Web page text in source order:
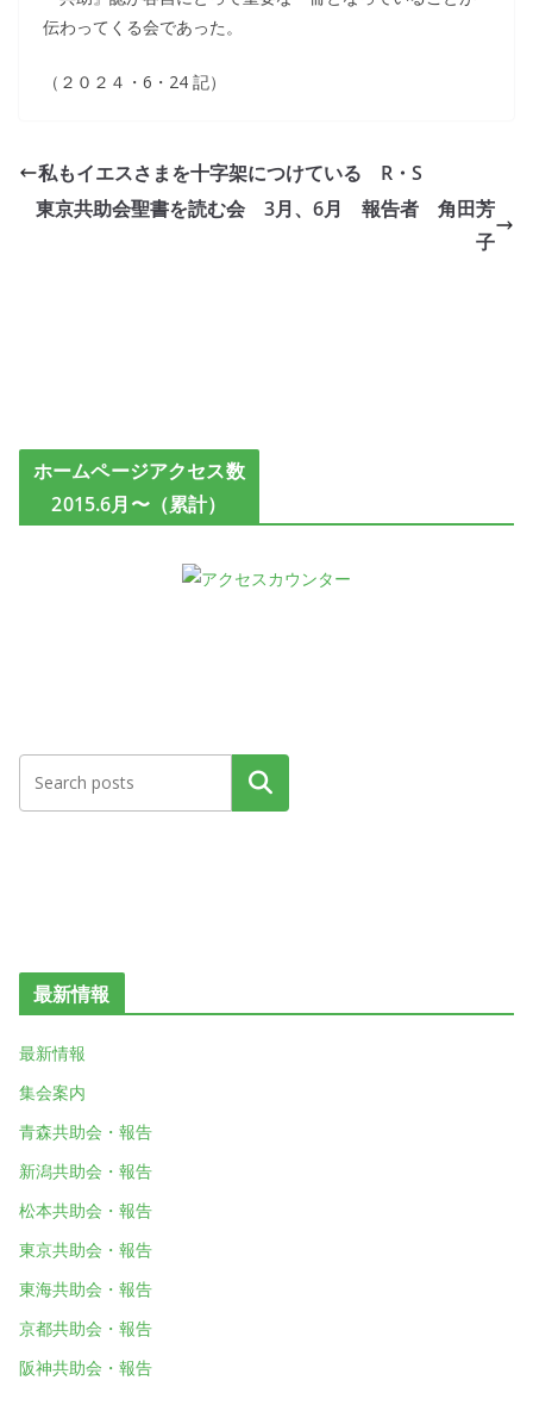
伝わってくる会であった。
（２０２４・6・24 記）
私もイエスさまを十字架につけている R・S
東京共助会聖書を読む会 3月、6月 報告者 角田芳
子
ホームページアクセス数
2015.6月〜（累計）
検索
最新情報
最新情報
集会案内
青森共助会・報告
新潟共助会・報告
松本共助会・報告
東京共助会・報告
東海共助会・報告
京都共助会・報告
阪神共助会・報告